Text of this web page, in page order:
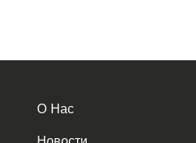
О Нас